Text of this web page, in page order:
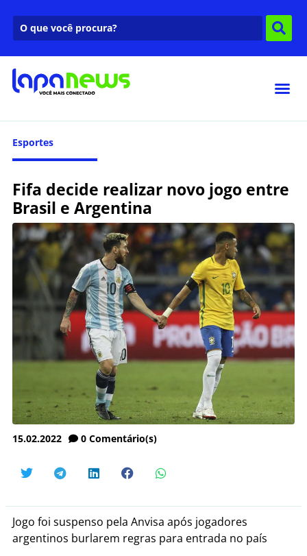
Esportes
Fifa decide realizar novo jogo entre
Brasil e Argentina
15.02.2022 0 Comentário(s)
Jogo foi suspenso pela Anvisa após jogadores
argentinos burlarem regras para entrada no país